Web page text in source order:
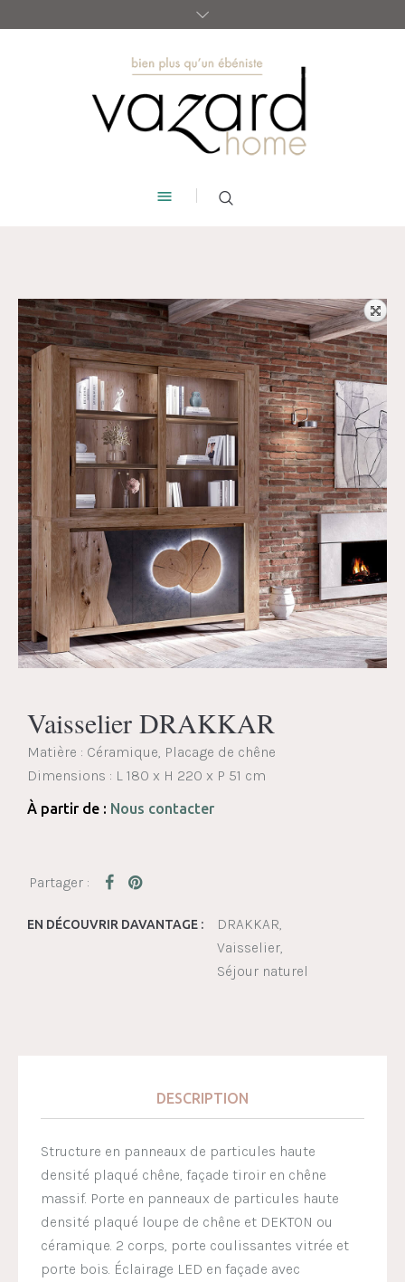
Vaisselier DRAKKAR
Matière : Céramique, Placage de chêne
Dimensions : L 180 x H 220 x P 51 cm
À partir de : Nous contacter
EN DÉCOUVRIR DAVANTAGE :
DRAKKAR
Vaisselier
Séjour naturel
DESCRIPTION
Structure en panneaux de particules haute
densité plaqué chêne, façade tiroir en chêne
massif. Porte en panneaux de particules haute
densité plaqué loupe de chêne et DEKTON ou
céramique. 2 corps, porte coulissantes vitrée et
porte bois. Éclairage LED en façade avec